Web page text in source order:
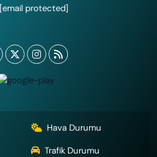
[email protected]
Hava Durumu
Trafik Durumu